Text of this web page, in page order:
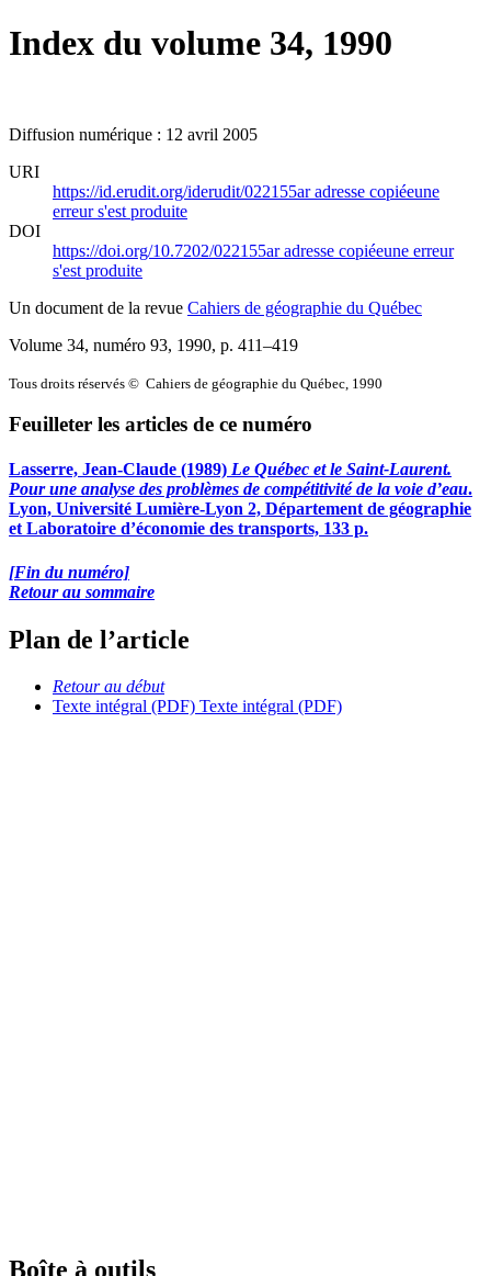
Index du volume 34, 1990
Diffusion numérique : 12 avril 2005
URI
https://id.erudit.org/iderudit/022155aradresse copiéeune
erreur s'est produite
DOI
https://doi.org/10.7202/022155aradresse copiéeune erreur
s'est produite
Un document de la revue Cahiers de géographie du Québec
Volume 34, numéro 93, 1990, p. 411–419
Tous droits réservés © Cahiers de géographie du Québec, 1990
Feuilleter les articles de ce numéro
Lasserre, Jean-Claude (1989) Le Québec et le Saint-Laurent.
Pour une analyse des problèmes de compétitivité de la voie d’eau.
Lyon, Université Lumière-Lyon 2, Département de géographie
et Laboratoire d’économie des transports, 133 p.
[Fin du numéro]
Retour au sommaire
Plan de l’article
Retour au début
Texte intégral (PDF) Texte intégral (PDF)
Boîte à outils